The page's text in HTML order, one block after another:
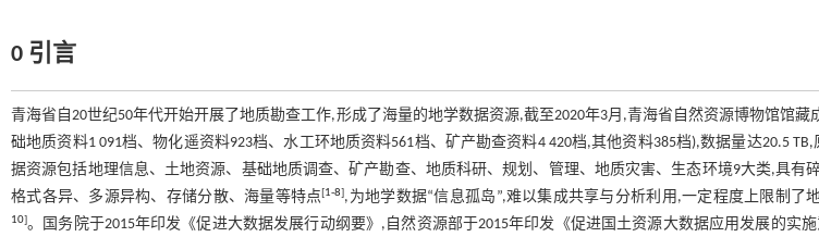
0 引言
青海省自20世纪50年代开始开展了地质勘查工作,形成了海量的地学数据资源,截至2020年3月,青海省自然资源博物馆馆藏
础地质资料1 091档、物化遥资料923档、水工环地质资料561档、矿产勘查资料4 420档,其他资料385档),数据量达20.5
据资源包括地理信息、土地资源、基础地质调查、矿产勘查、地质科研、规划、管理、地质灾害、生态环境9大类,具有
格式各异、多源异构、存储分散、海量等特点[1-8],为地学数据“信息孤岛”,难以集成共享与分析利用,一定程度上限制了
10]。国务院于2015年印发《促进大数据发展行动纲要》,自然资源部于2015年印发《促进国土资源大数据应用发展的实